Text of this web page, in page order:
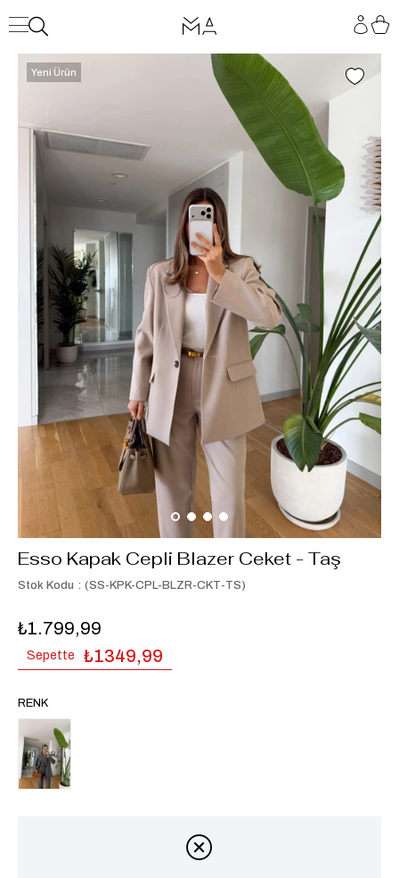
Yeni Ürün
Esso Kapak Cepli Blazer Ceket - Taş
Stok Kodu (SS-KPK-CPL-BLZR-CKT-TS)
₺1.799,99
Sepette ₺1349,99
RENK
Tükendi